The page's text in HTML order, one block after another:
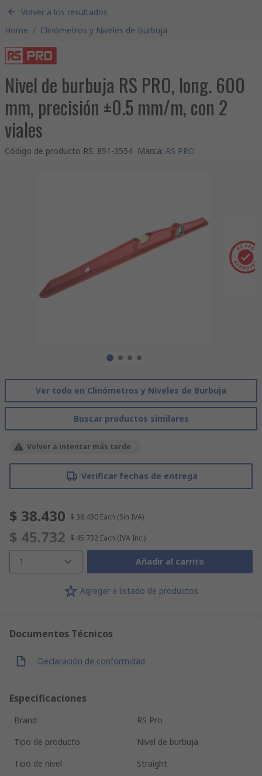
Volver a los resultados
Home / Clinómetros y Niveles de Burbuja
Nivel de burbuja RS PRO, long. 600
mm, precisión ±0.5 mm/m, con 2
viales
Código de producto RS: 851-3554 Marca: RS PRO
Ver todo en Clinómetros y Niveles de Burbuja
Buscar productos similares
Volver a intentar más tarde
Verificar fechas de entrega
$ 38.430 $ 38.430 Each (Sin IVA)
$ 45.732 $ 45.732 Each (IVA Inc.)
1 Añadir al carrito
Agregar a listado de productos
Documentos Técnicos
Declaración de conformidad
Especificaciones
Brand
RS Pro
Tipo de producto
Nivel de burbuja
Tipo de nivel
Straight